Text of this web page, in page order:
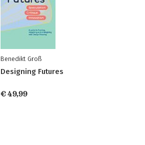
Benedikt Groß
Designing Futures
€ 49,99